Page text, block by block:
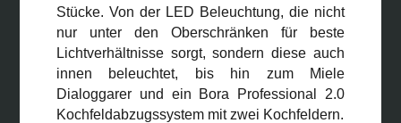
Stücke. Von der LED Beleuchtung, die nicht
nur unter den Oberschränken für beste
Lichtverhältnisse sorgt, sondern diese auch
innen beleuchtet, bis hin zum Miele
Dialoggarer und ein Bora Professional 2.0
Kochfeldabzugssystem mit zwei Kochfeldern.